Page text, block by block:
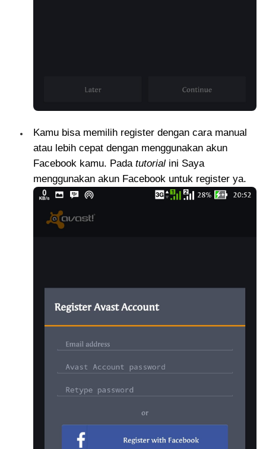
Kamu bisa memilih register dengan cara manual
atau lebih cepat dengan menggunakan akun
Facebook kamu. Pada tutorial ini Saya
menggunakan akun Facebook untuk register ya.